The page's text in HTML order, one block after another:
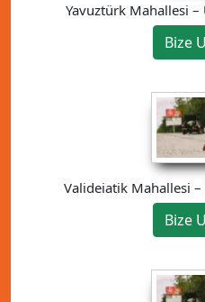
Yavuztürk Mahallesi –
Bize
Valideiatik Mahallesi –
Bize